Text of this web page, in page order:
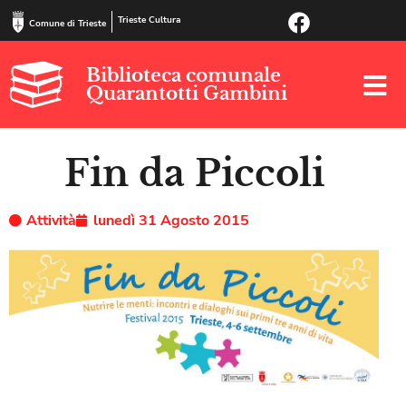
Comune di Trieste Trieste Cultura
Biblioteca comunale
Quarantotti Gambini
Fin da Piccoli
Attività lunedì 31 Agosto 2015